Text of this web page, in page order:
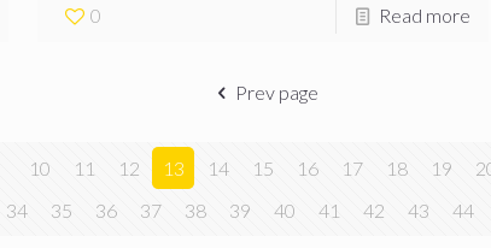
0 Read more
Prev page
10 11 12 13 14 15 16 17 18 19
34 35 36 37 38 39 40 41 42 43 44